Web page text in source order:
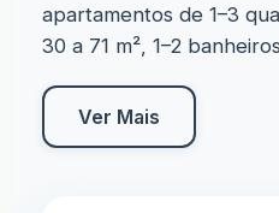
apartamentos de 1–3
30 a 71 m², 1–2
Ver Mais